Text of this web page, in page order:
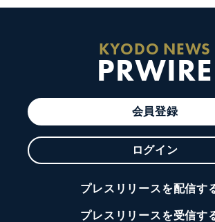
KYODO NEWS
PRWIRE
会員登録
ログイン
プレスリリースを配信す
プレスリリースを受信す